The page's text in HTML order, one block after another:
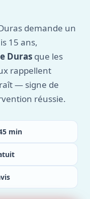
demande un
15 ans,
Duras que les
rappellent
— signe de
réussie.
min